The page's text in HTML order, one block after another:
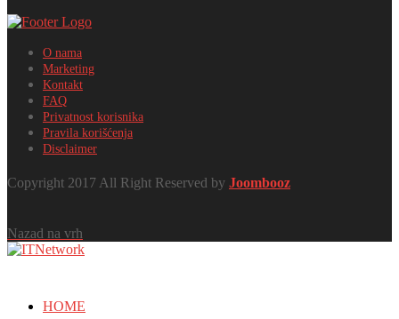
O nama
Marketing
Kontakt
FAQ
Privatnost korisnika
Pravila korišćenja
Disclaimer
Copyright 2017 All Right Reserved by Joombooz
Nazad na vrh
HOME